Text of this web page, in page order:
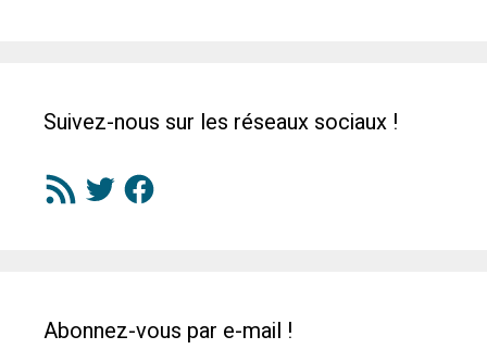
Suivez-nous sur les réseaux sociaux !
Flux
RSS
TwitterFacebook
Abonnez-vous par e-mail !